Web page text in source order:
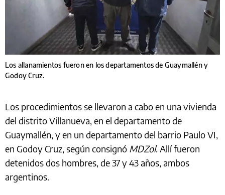
Los allanamientos fueron en los departamentos de Guaymallén y
Godoy Cruz.
Los procedimientos se llevaron a cabo en una vivienda
del distrito Villanueva, en el departamento de
Guaymallén, y en un departamento del barrio Paulo VI,
en Godoy Cruz, según consignó MDZol. Allí fueron
detenidos dos hombres, de 37 y 43 años, ambos
argentinos.